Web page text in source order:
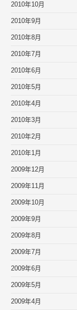
2010年10月
2010年9月
2010年8月
2010年7月
2010年6月
2010年5月
2010年4月
2010年3月
2010年2月
2010年1月
2009年12月
2009年11月
2009年10月
2009年9月
2009年8月
2009年7月
2009年6月
2009年5月
2009年4月